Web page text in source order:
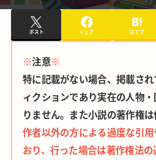
ポスト シェア はてブ
※注意※
特に記載がない場合、掲載さ
ィクションであり実在の人物
りません。また小説の著作権は
作者以外の方による過度な引
おり、行った場合は著作権法の